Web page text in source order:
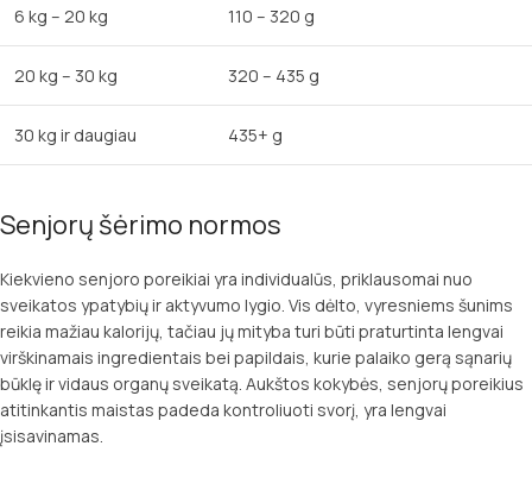
6 kg – 20 kg 110 – 320 g
20 kg – 30 kg 320 – 435 g
30 kg ir daugiau 435+ g
Senjorų šėrimo normos
Kiekvieno senjoro poreikiai yra individualūs, priklausomai nuo
sveikatos ypatybių ir aktyvumo lygio. Vis dėlto, vyresniems šunims
reikia mažiau kalorijų, tačiau jų mityba turi būti praturtinta lengvai
virškinamais ingredientais bei papildais, kurie palaiko gerą sąnarių
būklę ir vidaus organų sveikatą. Aukštos kokybės, senjorų poreikius
atitinkantis maistas padeda kontroliuoti svorį, yra lengvai
įsisavinamas.